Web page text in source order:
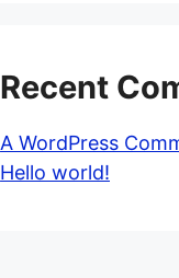
Recent
A WordPress
Hello world!